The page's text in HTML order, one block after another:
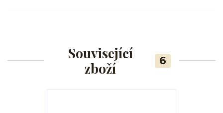
Související
zboží
6